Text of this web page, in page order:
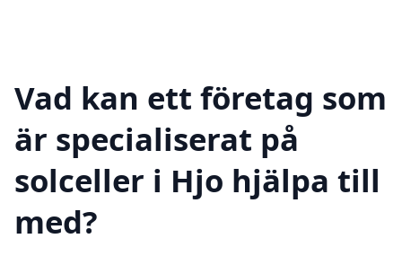
Vad kan ett företag som
är specialiserat på
solceller i Hjo hjälpa till
med?